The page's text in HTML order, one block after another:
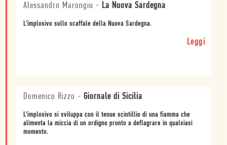
Alessandro Marongiu - La Nuova Sardegna
L'implosivo sullo scaffale della Nuova Sardegna.
Leggi
Domenico Rizzo - Giornale di Sicilia
L'implosivo si sviluppa con il tenue scintillio di una fiamma che
alimenta la miccia di un ordigno pronto a deflagrare in qualsiasi
momento.